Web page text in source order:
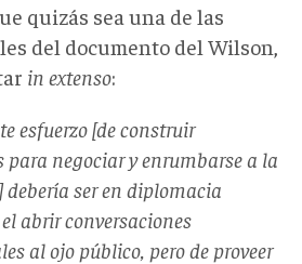
quizás sea una de las
del documento del Wilson,
in extenso:
esfuerzo [de construir
para negociar y enrumbarse a la
ser en diplomacia
abrir conversaciones
al ojo público, pero de proveer